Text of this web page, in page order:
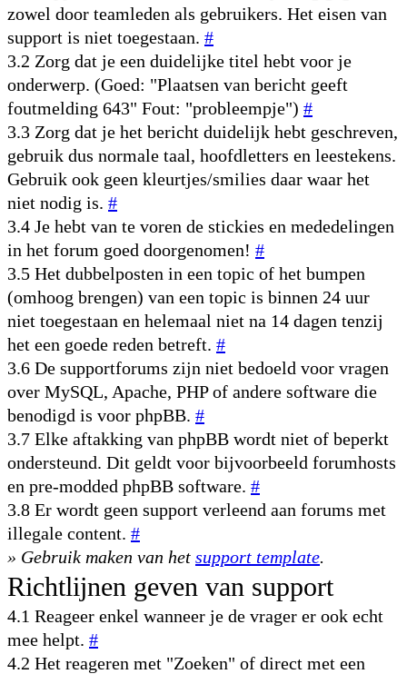
zowel door teamleden als gebruikers. Het eisen van
support is niet toegestaan. #
3.2 Zorg dat je een duidelijke titel hebt voor je
onderwerp. (Goed: "Plaatsen van bericht geeft
foutmelding 643" Fout: "probleempje") #
3.3 Zorg dat je het bericht duidelijk hebt geschreven,
gebruik dus normale taal, hoofdletters en leestekens.
Gebruik ook geen kleurtjes/smilies daar waar het
niet nodig is. #
3.4 Je hebt van te voren de stickies en mededelingen
in het forum goed doorgenomen! #
3.5 Het dubbelposten in een topic of het bumpen
(omhoog brengen) van een topic is binnen 24 uur
niet toegestaan en helemaal niet na 14 dagen tenzij
het een goede reden betreft. #
3.6 De supportforums zijn niet bedoeld voor vragen
over MySQL, Apache, PHP of andere software die
benodigd is voor phpBB. #
3.7 Elke aftakking van phpBB wordt niet of beperkt
ondersteund. Dit geldt voor bijvoorbeeld forumhosts
en pre-modded phpBB software. #
3.8 Er wordt geen support verleend aan forums met
illegale content. #
» Gebruik maken van het support template.
Richtlijnen geven van support
4.1 Reageer enkel wanneer je de vrager er ook echt
mee helpt. #
4.2 Het reageren met "Zoeken" of direct met een